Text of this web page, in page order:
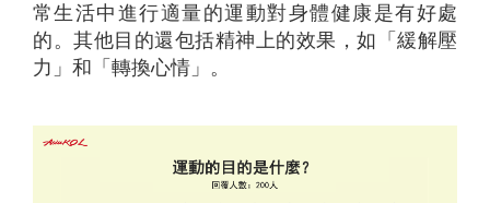
常生活中進行適量的運動對身體健康是有好處
的。其他目的還包括精神上的效果，如「緩解壓
力」和「轉換心情」。